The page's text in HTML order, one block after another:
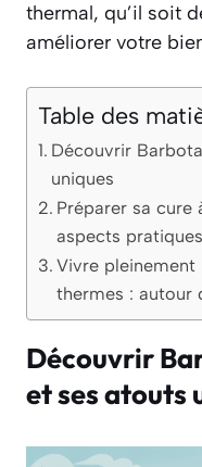
thermal, qu’il soit
améliorer votre
Table des
Découvrir
uniques
Préparer sa cure
aspects
Vivre pleinement
thermes : autour
Découvrir
et ses atouts